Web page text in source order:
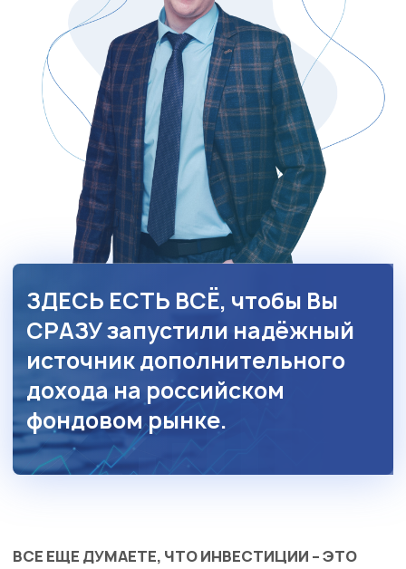
ЗДЕСЬ ЕСТЬ ВСЁ, чтобы Вы
СРАЗУ запустили надёжный
источник дополнительного
дохода на российском
фондовом рынке.
ВСЕ ЕЩЕ ДУМАЕТЕ, ЧТО ИНВЕСТИЦИИ – ЭТО